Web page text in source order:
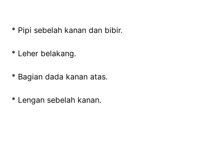
* Pipi sebelah kanan dan bibir.
* Leher belakang.
* Bagian dada kanan atas.
* Lengan sebelah kanan.